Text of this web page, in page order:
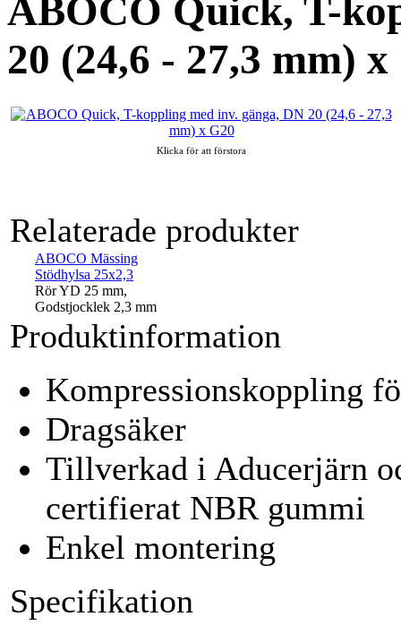
ABOCO Quick, T-
20 (24,6 - 27,3 mm) x
Klicka för att förstora
Relaterade produkter
ABOCO Mässing
Stödhylsa 25x2,3
Rör YD 25 mm,
Godstjocklek 2,3 mm
Produktinformation
Kompressionskoppling
Dragsäker
Tillverkad i Aducerjärn
certifierat NBR gummi
Enkel montering
Specifikation